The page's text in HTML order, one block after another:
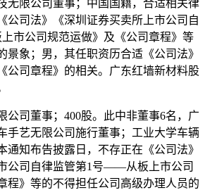
无限公司董事；中国国籍，合适相关律
公司法》《深圳证券买卖所上市公司自
市公司规范运做》及《公司章程》等
景象；男，其任职资历合适《公司法》
公司章程》的相关。广东红墙新材料股
司董事；400股。此中非董事6名，广
手艺无限公司施行董事；工业大学车辆
通知布告披露日，不存正在《公司法》
公司自律监管第1号——从板上市公司
程》等的不得担任公司高级办理人员的